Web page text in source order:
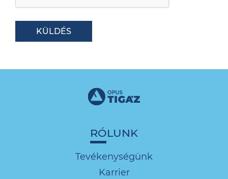
KÜLDÉS
RÓLUNK
Tevékenységünk
Karrier